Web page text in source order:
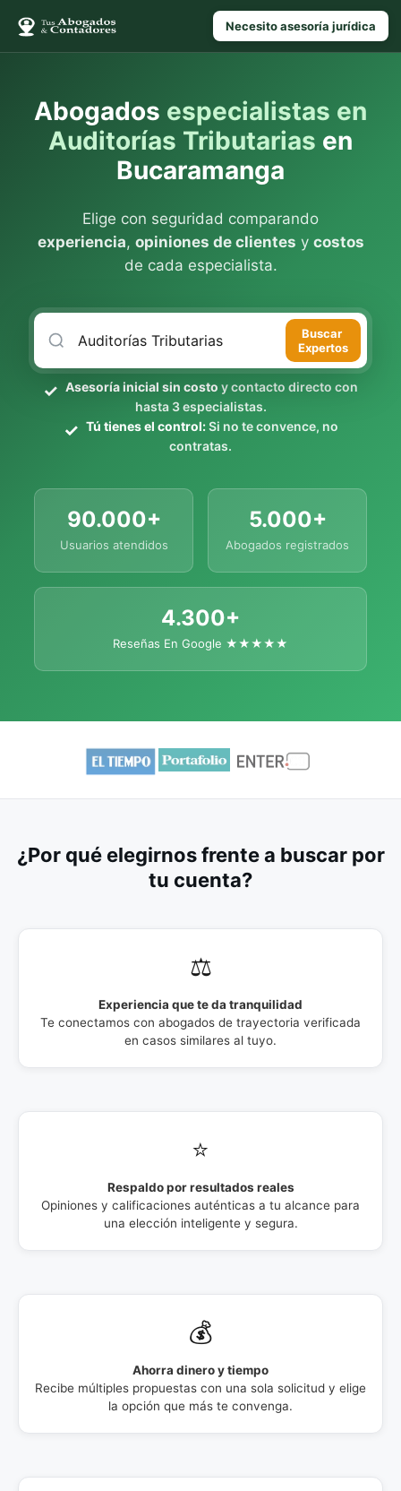
Necesito asesoría jurídica
Abogados especialistas en
Auditorías Tributarias en
Bucaramanga
Elige con seguridad comparando
experiencia, opiniones de clientes y costos
de cada especialista.
Buscar
Expertos
Asesoría inicial sin costo y contacto directo con
hasta 3 especialistas.
Tú tienes el control:Si no te convence, no
contratas.
90.000+
Usuarios atendidos
5.000+
Abogados registrados
4.300+
Reseñas En Google ★★★★★
¿Por qué elegirnos frente a buscar por
tu cuenta?
⚖️
Experiencia que te da tranquilidad
Te conectamos con abogados de trayectoria verificada
en casos similares al tuyo.
⭐
Respaldo por resultados reales
Opiniones y calificaciones auténticas a tu alcance para
una elección inteligente y segura.
💰
Ahorra dinero y tiempo
Recibe múltiples propuestas con una sola solicitud y elige
la opción que más te convenga.